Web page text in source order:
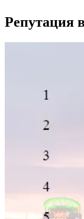
Репутация